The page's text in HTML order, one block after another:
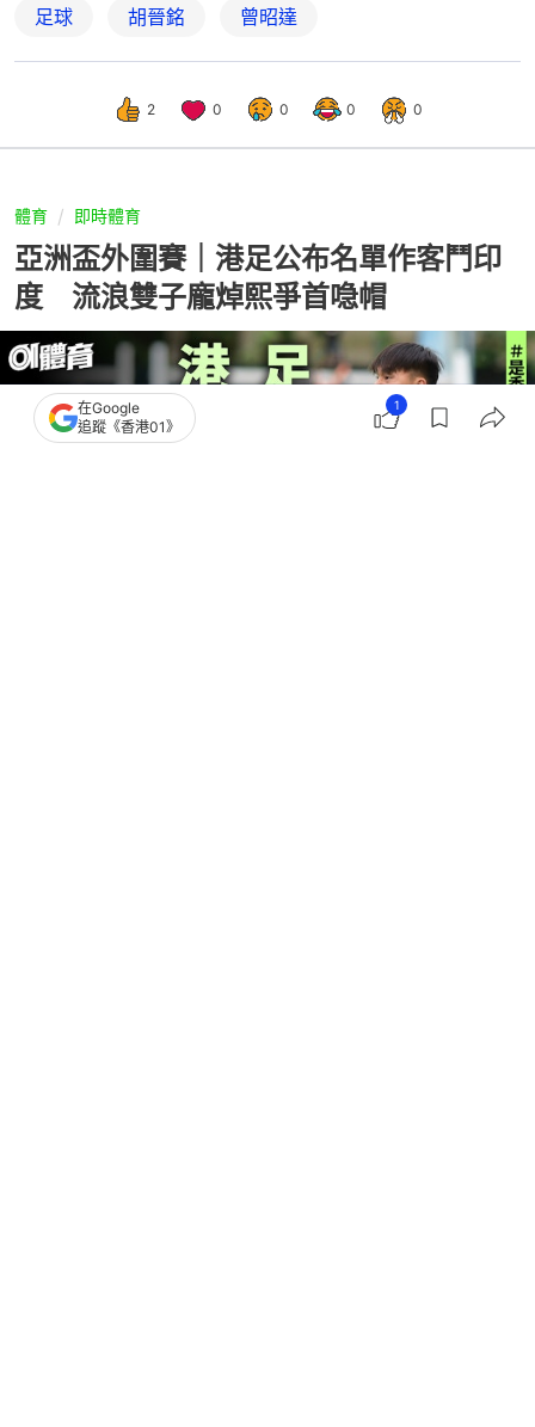
足球 胡晉銘 曾昭達
2 0 0 0 0
體育 即時體育
亞洲盃外圍賽｜港足公布名單作客鬥印
度 流浪雙子龐焯熙爭首喼帽
在Google
追蹤《香港01》
1